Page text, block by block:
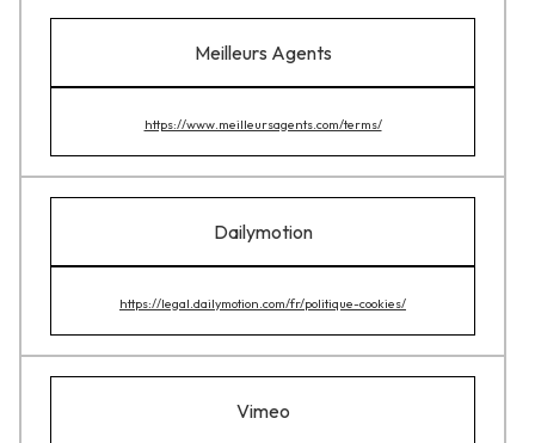
Meilleurs Agents
https://www.meilleursagents.com/terms/
Dailymotion
https://legal.dailymotion.com/fr/politique-cookies/
Vimeo